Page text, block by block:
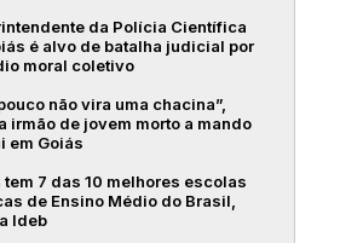
da Polícia Científica
é alvo de batalha judicial por
moral coletivo
não vira uma chacina”,
irmão de jovem morto a mando
em Goiás
tem 7 das 10 melhores escolas
de Ensino Médio do Brasil,
Ideb